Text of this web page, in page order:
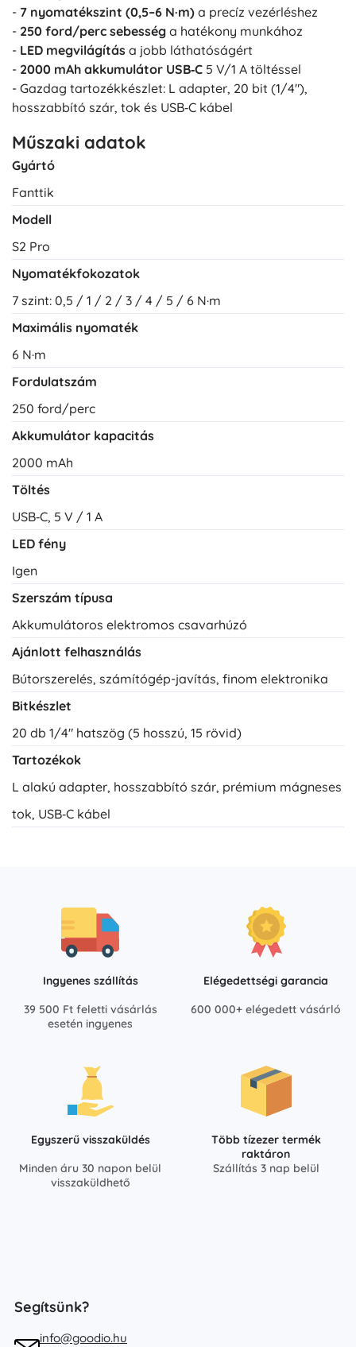
- 7 nyomatékszint (0,5–6 N·m) a precíz vezérléshez
- 250 ford/perc sebesség a hatékony munkához
- LED megvilágítás a jobb láthatóságért
- 2000 mAh akkumulátor USB‑C 5 V/1 A töltéssel
- Gazdag tartozékkészlet: L adapter, 20 bit (1/4"),
hosszabbító szár, tok és USB‑C kábel
Műszaki adatok
Gyártó
Fanttik
Modell
S2 Pro
Nyomatékfokozatok
7 szint: 0,5 / 1 / 2 / 3 / 4 / 5 / 6 N·m
Maximális nyomaték
6 N·m
Fordulatszám
250 ford/perc
Akkumulátor kapacitás
2000 mAh
Töltés
USB‑C, 5 V / 1 A
LED fény
Igen
Szerszám típusa
Akkumulátoros elektromos csavarhúzó
Ajánlott felhasználás
Bútorszerelés, számítógép-javítás, finom elektronika
Bitkészlet
20 db 1/4" hatszög (5 hosszú, 15 rövid)
Tartozékok
L alakú adapter, hosszabbító szár, prémium mágneses
tok, USB‑C kábel
Ingyenes szállítás
39 500 Ft feletti vásárlás
esetén ingyenes
Elégedettségi garancia
600 000+ elégedett vásárló
Egyszerű visszaküldés
Minden áru 30 napon belül
visszaküldhető
Több tízezer termék
raktáron
Szállítás 3 nap belül
Segítsünk?
info@goodio.hu